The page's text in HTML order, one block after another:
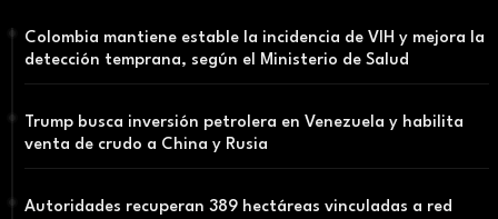
Colombia mantiene estable la incidencia de VIH y mejora la
detección temprana, según el Ministerio de Salud
Trump busca inversión petrolera en Venezuela y habilita
venta de crudo a China y Rusia
Autoridades recuperan 389 hectáreas vinculadas a red